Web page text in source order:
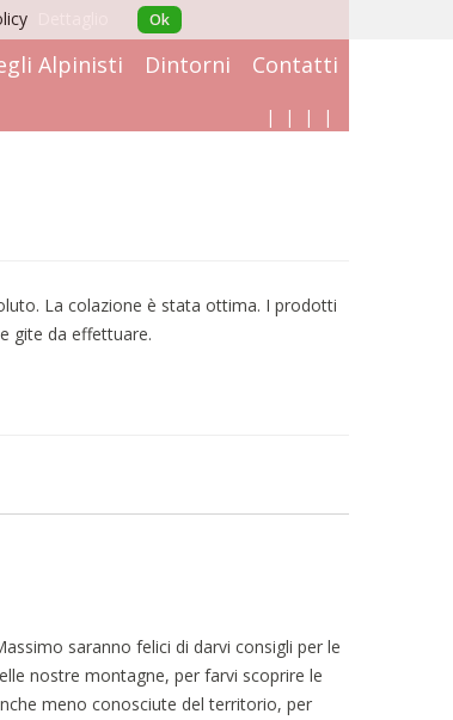
Alpinisti Dintorni Contatti
| | | |
La colazione è stata ottima. I prodotti
gite da effettuare.
saranno felici di darvi consigli per le
nostre montagne, per farvi scoprire le
meno conosciute del territorio, per
Ok